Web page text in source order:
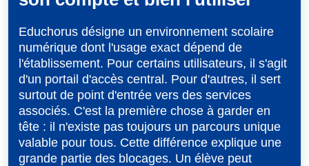
Educhorus désigne un environnement scolaire
numérique dont l'usage exact dépend de
l'établissement. Pour certains utilisateurs, il s'agit
d'un portail d'accès central. Pour d'autres, il sert
surtout de point d'entrée vers des services
associés. C'est la première chose à garder en
tête : il n'existe pas toujours un parcours unique
valable pour tous. Cette différence explique une
grande partie des blocages. Un élève peut